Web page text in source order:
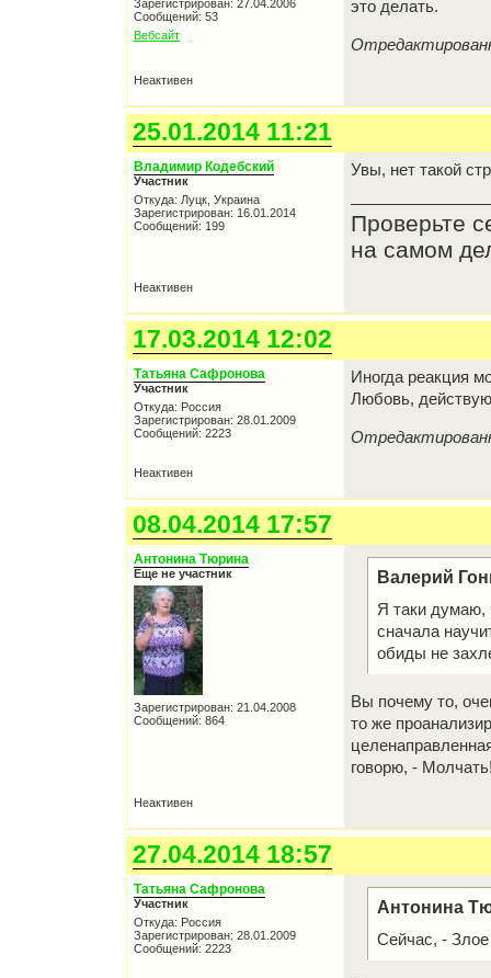
Зарегистрирован: 27.04.2006
Сообщений: 53
Вебсайт
это делать.
Неактивен
25.01.2014 11:21
Владимир Кодебский
Участник
Откуда: Луцк, Украина
Зарегистрирован: 16.01.2014
Сообщений: 199
Увы, нет такой
Проверьте
на самом
Неактивен
17.03.2014 12:02
Татьяна Сафронова
Участник
Откуда: Россия
Зарегистрирован: 28.01.2009
Сообщений: 2223
Иногда реакция
Любовь,
Неактивен
08.04.2014 17:57
Антонина Тюрина
Еще не участник
Зарегистрирован: 21.04.2008
Сообщений: 864
Валерий
Я таки думаю,
сначала
обиды не
Вы почему то,
то же
говорю, -
Неактивен
27.04.2014 18:57
Татьяна Сафронова
Участник
Откуда: Россия
Зарегистрирован: 28.01.2009
Сообщений: 2223
Антонина
Сейчас, -